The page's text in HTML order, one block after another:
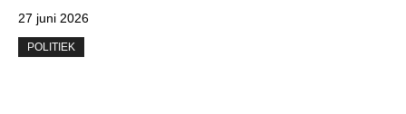
27 juni 2026
POLITIEK